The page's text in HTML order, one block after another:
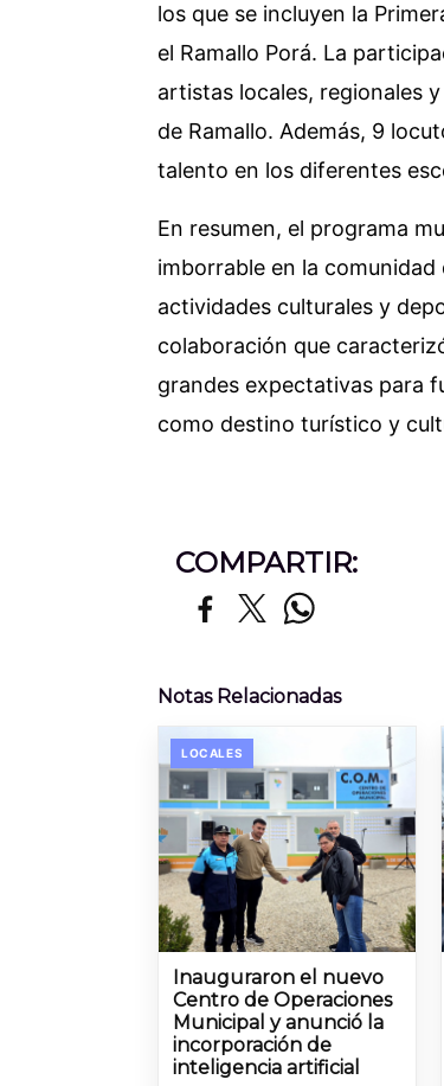
los que se incluyen la
el Ramallo Porá. La
artistas locales, regionales
de Ramallo. Además, 9
talento en los diferentes
En resumen, el programa
imborrable en la
actividades culturales y
colaboración que
grandes expectativas para
como destino turístico y
COMPARTIR:
Notas Relacionadas
LOCALES
Inauguraron el nuevo
Centro de Operaciones
Municipal y anunció la
incorporación de
inteligencia artificial